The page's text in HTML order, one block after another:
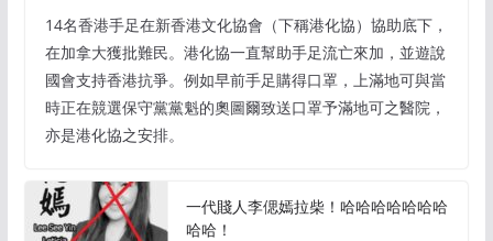
14名香港手足在新香港文化協會（下稱港化協）協助底下，
在加拿大獲批難民。港化協一直幫助手足流亡來加，並遊說
國會支持香港抗爭。例如早前手足購得口罩，上滿地可與當
時正在競選保守黨黨魁的奧圖爾致送口罩予滿地可之醫院，
亦是港化協之安排。
一代賤人李偲嫣拉柴！哈哈哈哈哈哈哈
哈哈！